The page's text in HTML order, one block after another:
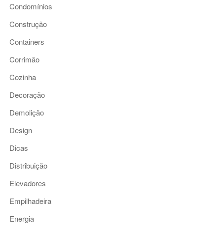
Condomínios
Construção
Containers
Corrimão
Cozinha
Decoração
Demolição
Design
Dicas
Distribuição
Elevadores
Empilhadeira
Energia